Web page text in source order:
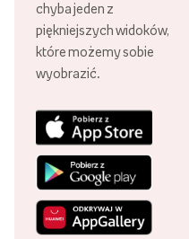
chyba jeden z
piękniejszych widoków,
które możemy sobie
wyobrazić.